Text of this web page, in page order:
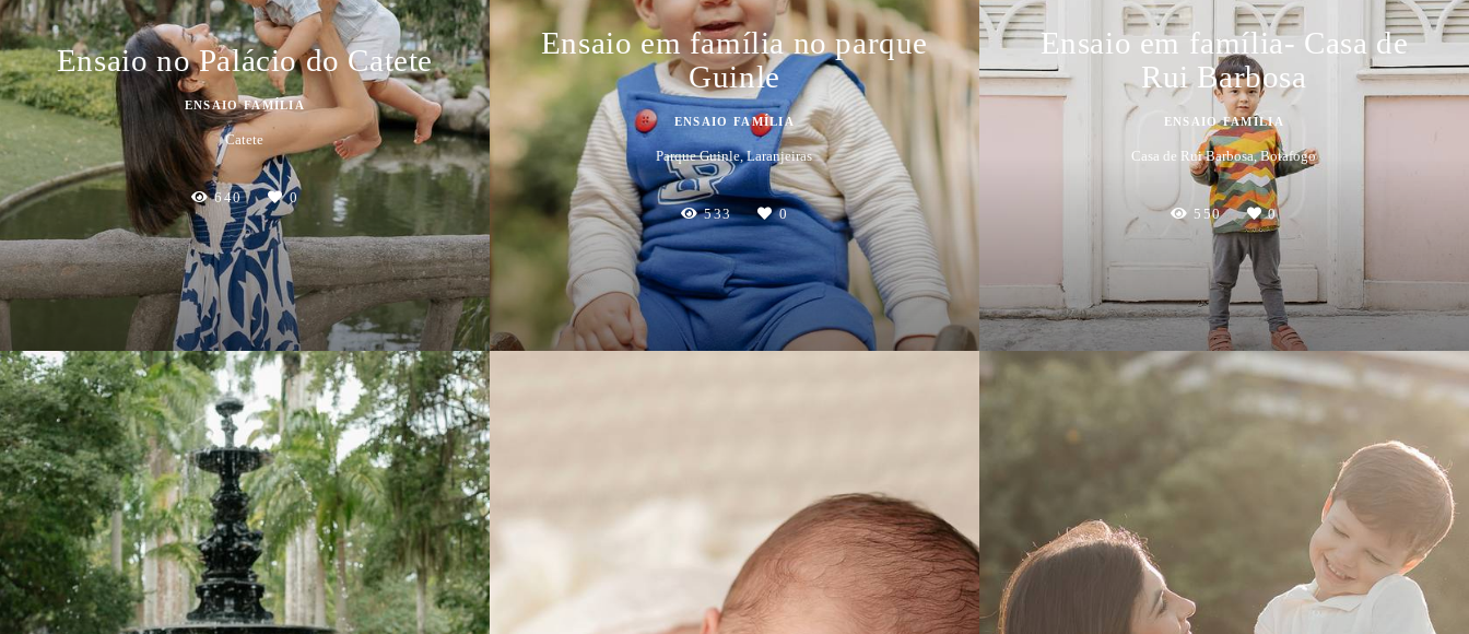
Ensaio no Palácio do Catete
ENSAIO FAMÍLIA
Catete
640 0
Ensaio em família no parque
Guinle
ENSAIO FAMÍLIA
Parque Guinle, Laranjeiras
533 0
Ensaio em família- Casa de
Rui Barbosa
ENSAIO FAMÍLIA
Casa de Rui Barbosa, Botafogo
550 0